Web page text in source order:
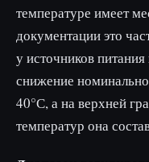
температуре имеет
документации это
у источников
снижение
40°С, а на верхней
температур она